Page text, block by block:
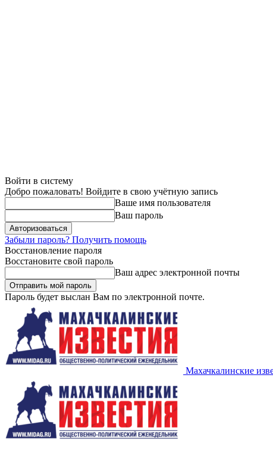
Войти в систему
Добро пожаловать! Войдите в свою учётную запись
Ваше имя пользователя
Ваш пароль
Забыли пароль? Получить помощь
Восстановление пароля
Восстановите свой пароль
Ваш адрес электронной почты
Пароль будет выслан Вам по электронной почте.
Махачкалинские